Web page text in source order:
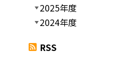
2025年度
2024年度
RSS